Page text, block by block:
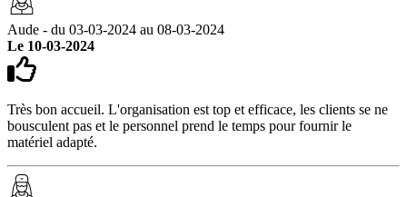
Aude - du 03-03-2024 au 08-03-2024
Le 10-03-2024
Très bon accueil. L'organisation est top et efficace, les clients se ne
bousculent pas et le personnel prend le temps pour fournir le
matériel adapté.